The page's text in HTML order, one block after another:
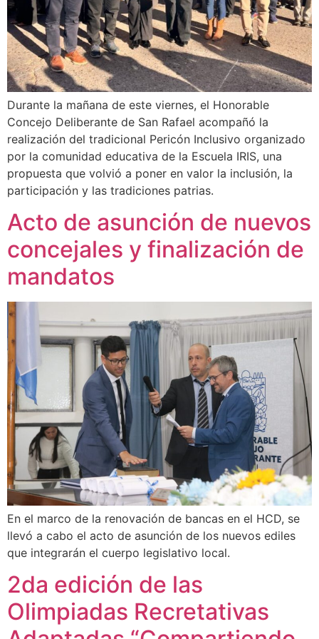
Durante la mañana de este viernes, el Honorable
Concejo Deliberante de San Rafael acompañó la
realización del tradicional Pericón Inclusivo organizado
por la comunidad educativa de la Escuela IRIS, una
propuesta que volvió a poner en valor la inclusión, la
participación y las tradiciones patrias.
Acto de asunción de nuevos
concejales y finalización de
mandatos
En el marco de la renovación de bancas en el HCD, se
llevó a cabo el acto de asunción de los nuevos ediles
que integrarán el cuerpo legislativo local.
2da edición de las
Olimpiadas Recretativas